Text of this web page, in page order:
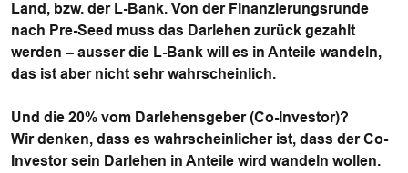
Land, bzw. der L-Bank. Von der Finanzierungsrunde
nach Pre-Seed muss das Darlehen zurück gezahlt
werden – ausser die L-Bank will es in Anteile wandeln,
das ist aber nicht sehr wahrscheinlich.
Und die 20% vom Darlehensgeber (Co-Investor)?
Wir denken, dass es wahrscheinlicher ist, dass der Co-
Investor sein Darlehen in Anteile wird wandeln wollen.